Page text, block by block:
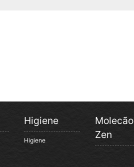
Higiene
Higiene
Molecão
Zen